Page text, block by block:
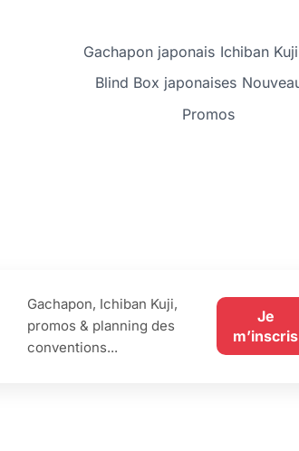
Gachapon japonais Ichiban Kuji
Blind Box japonaises
Promos
Gachapon, Ichiban Kuji,
promos & planning des
conventions...
Je
m’inscris